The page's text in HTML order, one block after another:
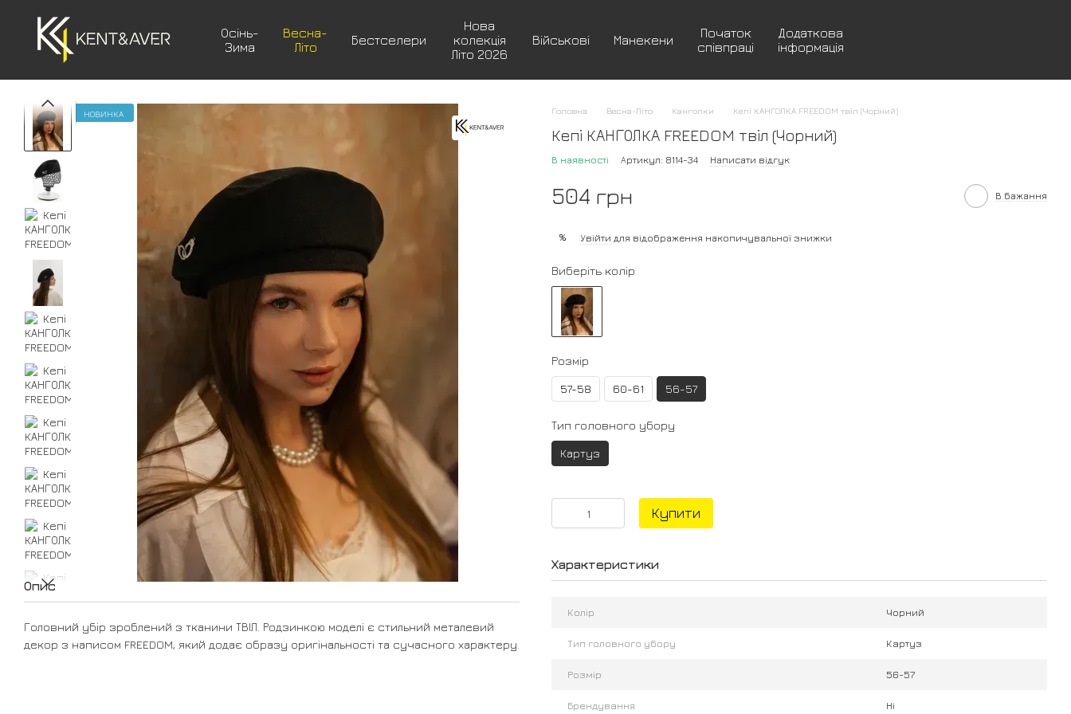
Осінь-
Зима
Весна-
Літо
Бестселери
Нова
колекція
Літо 2026
Військові Манекени
Початок
співпраці
Додаткова
інформація
НОВИНКА
Опис
Головний убір зроблений з тканини ТВІЛ. Родзинкою моделі є стильний металевий
декор з написом FREEDOM, який додає образу оригінальності та сучасного характеру.
Головна Весна-Літо Канголки Кепі КАНГОЛКА FREEDOM твіл (Чорний)
Кепі КАНГОЛКА FREEDOM твіл (Чорний)
В наявності Артикул: 8114-34 Написати відгук
504 грн В бажання
% Увійти для відображення накопичувальної знижки
Виберіть колір
Розмір
57-58 60-61 56-57
Тип головного убору
Картуз
Купити
Характеристики
Колір Чорний
Тип головного убору Картуз
Розмір 56-57
Брендування Ні